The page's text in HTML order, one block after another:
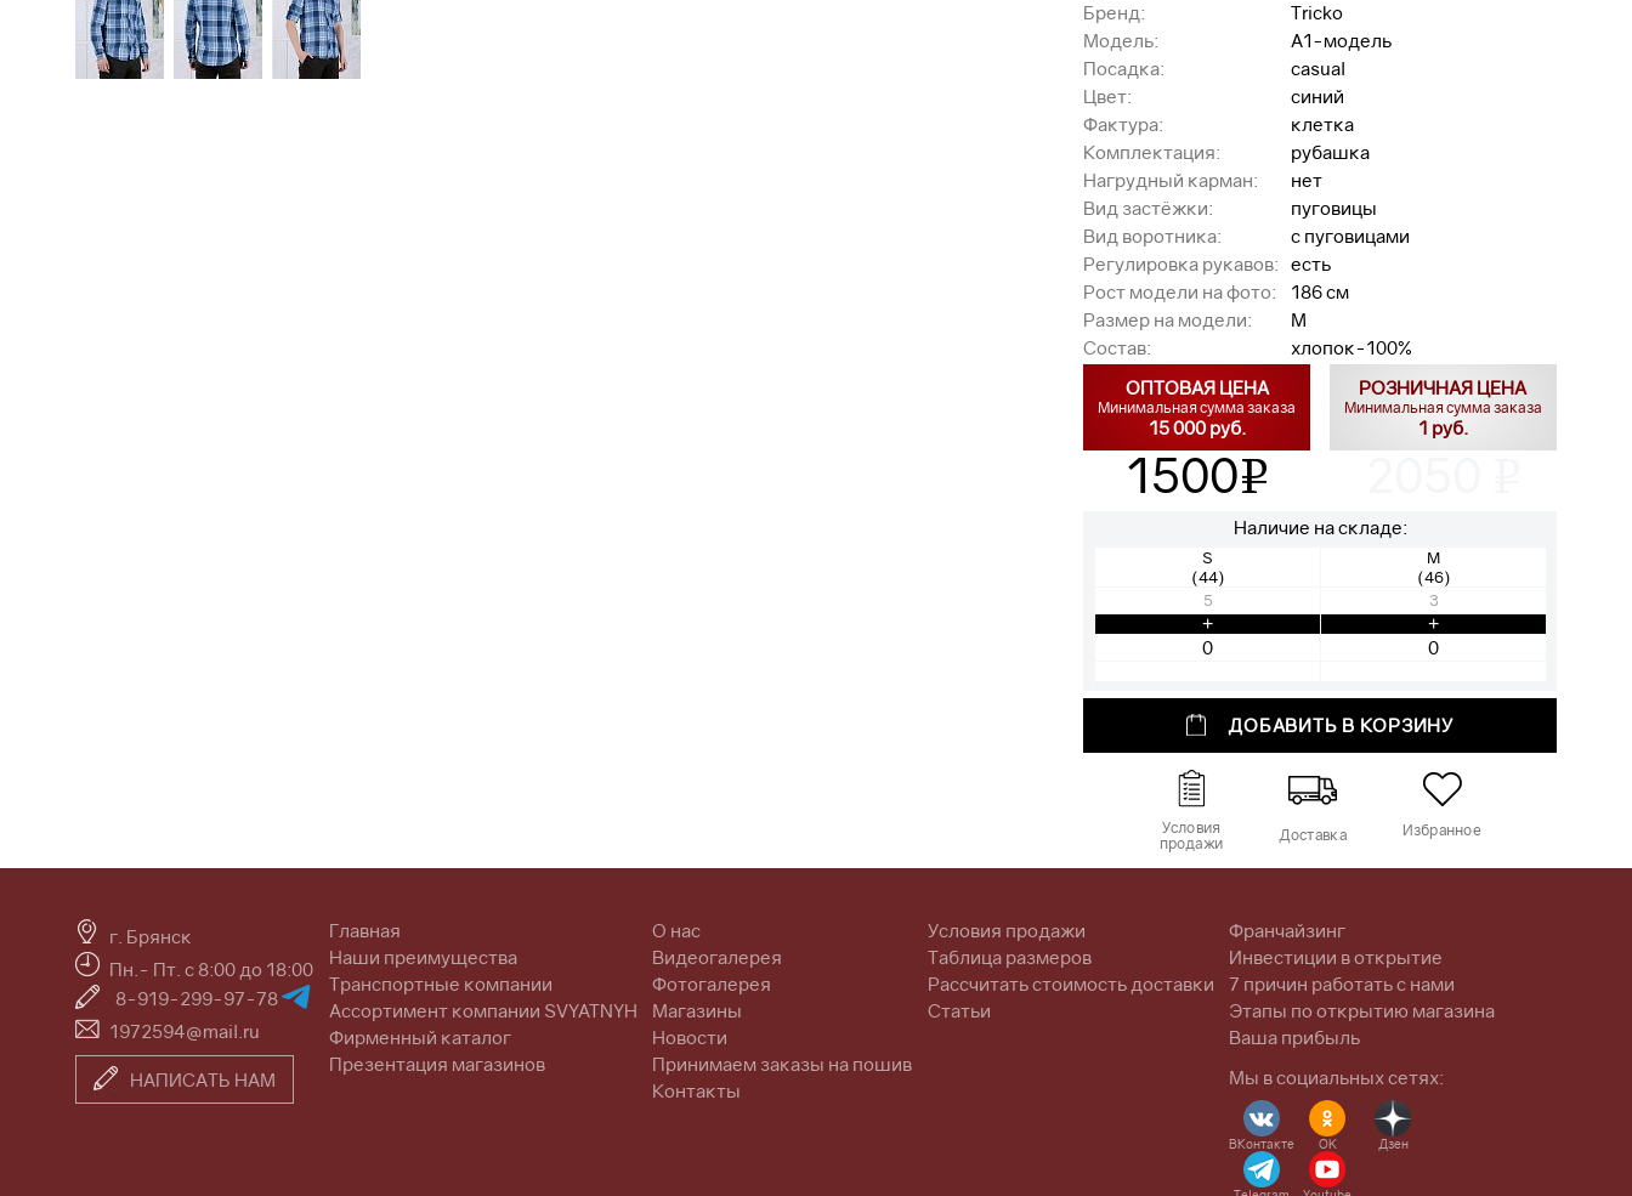
Бренд:
Tricko
Модель:
A1-модель
Посадка:
casual
Цвет:
синий
Фактура:
клетка
Комплектация:
рубашка
Нагрудный карман:
нет
Вид застёжки:
пуговицы
Вид воротника:
с пуговицами
Регулировка рукавов:
есть
Рост модели на фото:
186 см
Размер на модели:
M
Состав:
хлопок-100%
ОПТОВАЯ ЦЕНА
Минимальная сумма заказа
15 000 руб.
1500v
РОЗНИЧНАЯ ЦЕНА
Минимальная сумма заказа
1 руб.
Наличие на складе:
S
(44)
M
(46)
5
+
3
+
ДОБАВИТЬ В КОРЗИНУ
Условия
продажи
Доставка Избранное
г. Брянск
Пн.- Пт. с 8:00 до 18:00
8-919-299-97-78
1972594@mail.ru
НАПИСАТЬ НАМ
Главная
Наши преимущества
Транспортные компании
Ассортимент компании SVYATNYH
Фирменный каталог
Презентация магазинов
О нас
Видеогалерея
Фотогалерея
Магазины
Новости
Принимаем заказы на пошив
Контакты
Условия продажи
Таблица размеров
Рассчитать стоимость доставки
Статьи
Франчайзинг
Инвестиции в открытие
7 причин работать с нами
Этапы по открытию магазина
Ваша прибыль
Мы в социальных сетях:
ВКонтакте OK Дзен